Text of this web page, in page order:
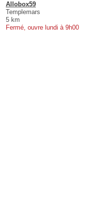
Allobox59
Templemars
5 km
Fermé, ouvre lundi à 9h00